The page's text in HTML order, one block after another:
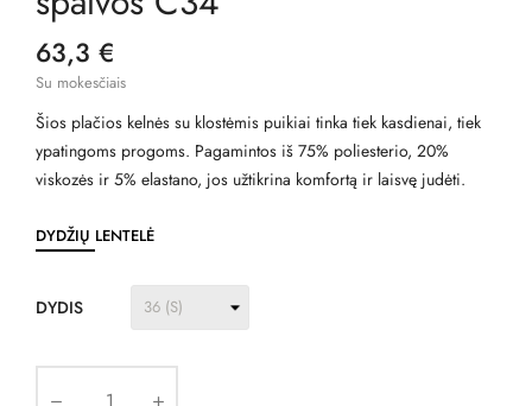
63,3 €
Su mokesčiais
Šios plačios kelnės su klostėmis puikiai tinka tiek kasdienai, tiek
ypatingoms progoms. Pagamintos iš 75% poliesterio, 20%
viskozės ir 5% elastano, jos užtikrina komfortą ir laisvę judėti.
DYDŽIŲ LENTELĖ
DYDIS